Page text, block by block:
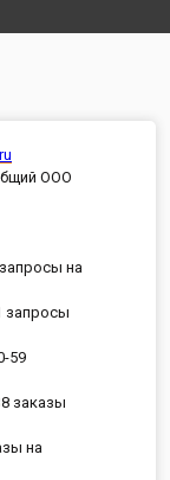
ООО
на
запросы
59
заказы
на